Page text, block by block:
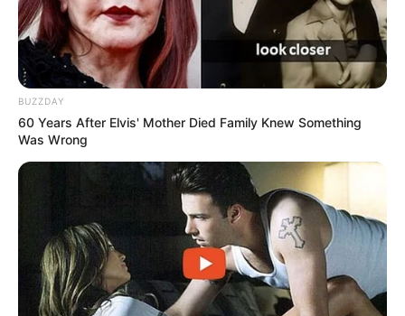
BUZZDAY
60 Years After Elvis' Mother Died Family Knew Something
Was Wrong